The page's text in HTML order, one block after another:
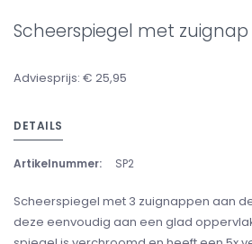
Scheerspiegel met zuignap
Adviesprijs: € 25,95
DETAILS
Artikelnummer: SP2
Scheerspiegel met 3 zuignappen aan
deze eenvoudig aan een glad